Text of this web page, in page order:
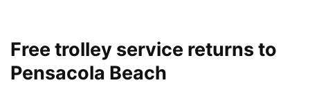
Free trolley service returns to
Pensacola Beach